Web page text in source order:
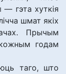
— гэта хуткія
шмат якіх
Прычым
годам
таго, што